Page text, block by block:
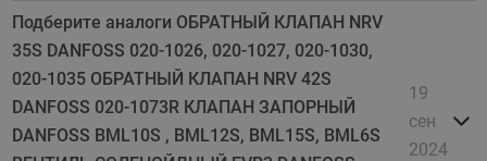
Подберите аналоги ОБРАТНЫЙ КЛАПАН NRV
35S DANFOSS 020-1026, 020-1027, 020-1030,
020-1035 ОБРАТНЫЙ КЛАПАН NRV 42S
DANFOSS 020-1073R КЛАПАН ЗАПОРНЫЙ
DANFOSS BML10S , BML12S, BML15S, BML6S
19
сен
2024